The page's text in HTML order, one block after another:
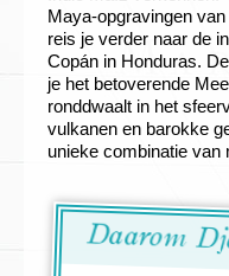
Maya-opgravingen
reis je verder naar de
Copán in Honduras.
je het betoverende
ronddwaalt in het
vulkanen en barokke
unieke combinatie van
Daarom